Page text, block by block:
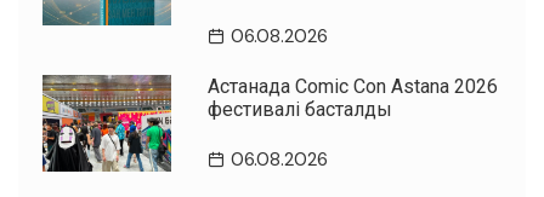
06.08.2026
Астанада Comic Con Astana 2026
фестивалі басталды
06.08.2026